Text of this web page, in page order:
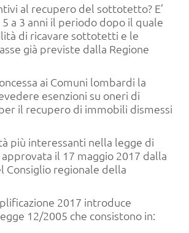
al recupero del sottotetto? E’
a 3 anni il periodo dopo il quale
di ricavare sottotetti e le
già previste dalla Regione
ai Comuni lombardi la
esenzioni su oneri di
il recupero di immobili dismessi
più interessanti nella legge di
il 17 maggio 2017 dalla
Consiglio regionale della
2017 introduce
12/2005 che consistono in: